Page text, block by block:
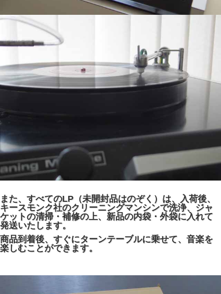
また、すべてのLP（未開封品はのぞく）は、入荷後、
キースモンク社のクリーニングマンシンで洗浄、ジャ
ケットの清掃・補修の上、新品の内袋・外袋に入れて
発送いたします。
商品到着後、すぐにターンテーブルに乗せて、音楽を
楽しむことができます。